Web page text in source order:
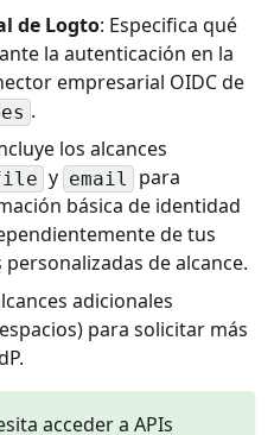
de Logto: Especifica qué
la autenticación en la
empresarial OIDC de
.
los alcances
y email
para
básica de identidad
de tus
de alcance.
adicionales
para solicitar más
acceder a APIs